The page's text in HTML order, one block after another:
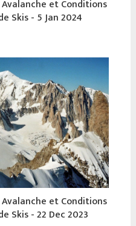
et Conditions
Skis - 5 Jan 2024
et Conditions
Skis - 22 Dec 2023